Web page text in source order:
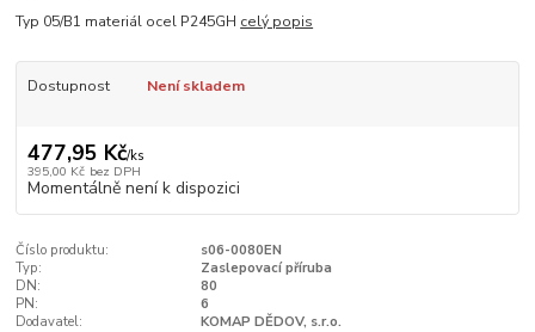
Typ 05/B1 materiál ocel P245GH celý popis
Dostupnost Není skladem
477,95 Kč/ks
395,00 Kč bez DPH
Momentálně není k dispozici
Číslo produktu:
s06-0080EN
Typ:
Zaslepovací příruba
DN:
80
PN:
6
Dodavatel:
KOMAP DĚDOV, s.r.o.